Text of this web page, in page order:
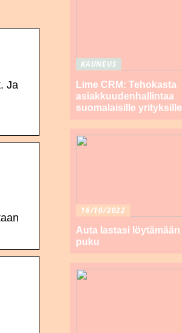
Ja
KAUNEUS
Lime CRM: Tehokasta
asiakkuudenhallintaa
suomalaisille yrityksille
16/10/2022
Auta lastasi löytämään
puku